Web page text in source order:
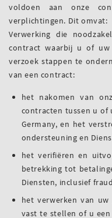
voldoen aan onze
verplichtingen. Dit omvat:
Verwerking die
contract waarbij u of
verzoek stappen te
van een contract:
het nakomen van
contracten tussen u of
Germany, en het
ondersteuning en
het verifiëren en
betrekking tot
Diensten, inclusief
het verwerken van uw
vast te stellen of u